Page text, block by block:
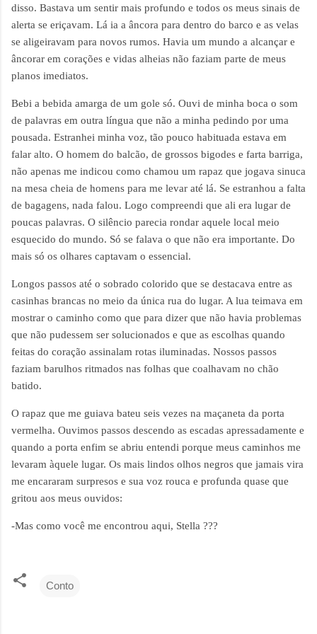
disso. Bastava um sentir mais profundo e todos os meus sinais de
alerta se eriçavam. Lá ia a âncora para dentro do barco e as velas
se aligeiravam para novos rumos. Havia um mundo a alcançar e
âncorar em corações e vidas alheias não faziam parte de meus
planos imediatos.
Bebi a bebida amarga de um gole só. Ouvi de minha boca o som
de palavras em outra língua que não a minha pedindo por uma
pousada. Estranhei minha voz, tão pouco habituada estava em
falar alto. O homem do balcão, de grossos bigodes e farta barriga,
não apenas me indicou como chamou um rapaz que jogava sinuca
na mesa cheia de homens para me levar até lá. Se estranhou a falta
de bagagens, nada falou. Logo compreendi que ali era lugar de
poucas palavras. O silêncio parecia rondar aquele local meio
esquecido do mundo. Só se falava o que não era importante. Do
mais só os olhares captavam o essencial.
Longos passos até o sobrado colorido que se destacava entre as
casinhas brancas no meio da única rua do lugar. A lua teimava em
mostrar o caminho como que para dizer que não havia problemas
que não pudessem ser solucionados e que as escolhas quando
feitas do coração assinalam rotas iluminadas. Nossos passos
faziam barulhos ritmados nas folhas que coalhavam no chão
batido.
O rapaz que me guiava bateu seis vezes na maçaneta da porta
vermelha. Ouvimos passos descendo as escadas apressadamente e
quando a porta enfim se abriu entendi porque meus caminhos me
levaram àquele lugar. Os mais lindos olhos negros que jamais vira
me encararam surpresos e sua voz rouca e profunda quase que
gritou aos meus ouvidos:
-Mas como você me encontrou aqui, Stella ???
Conto